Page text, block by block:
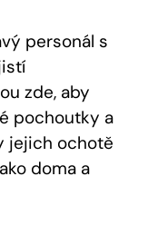
personál s
zde, aby
pochoutky a
jejich ochotě
doma a